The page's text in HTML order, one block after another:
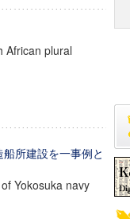
African plural
所建設を一事例と
Yokosuka navy